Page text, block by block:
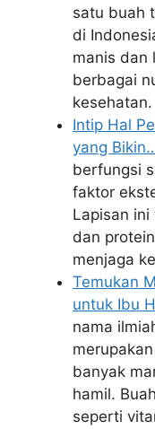
satu buah
di
manis dan
berbagai
Intip Hal
yang
berfungsi
faktor
Lapisan
dan
menjaga
Temukan
untuk Ibu
nama
banyak
hamil.
seperti